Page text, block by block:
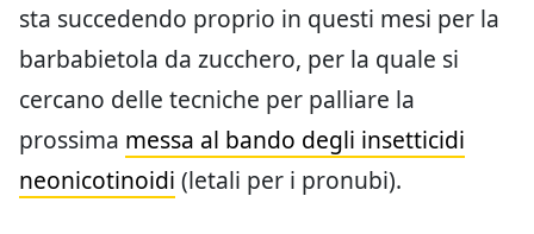
sta succedendo proprio in questi mesi per la
barbabietola da zucchero, per la quale si
cercano delle tecniche per palliare la
prossima messa al bando degli insetticidi
neonicotinoidi (letali per i pronubi).